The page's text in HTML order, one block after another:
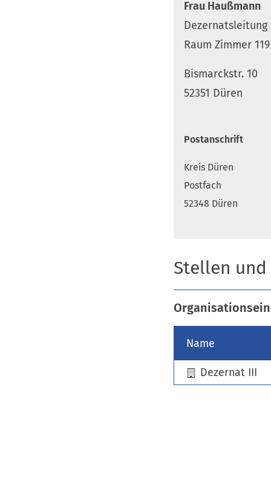
Frau Haußmann
Dezernatsleitung
Raum Zimmer
Bismarckstr. 10
52351 Düren
Postanschrift
Kreis Düren
Postfach
52348 Düren
Stellen
Name
Dezernat III